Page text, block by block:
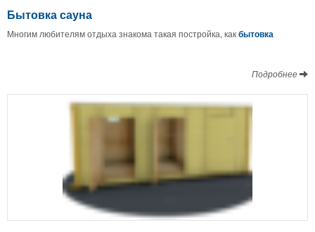
Бытовка сауна
Многим любителям отдыха знакома такая постройка, какбытовка
Подробнее